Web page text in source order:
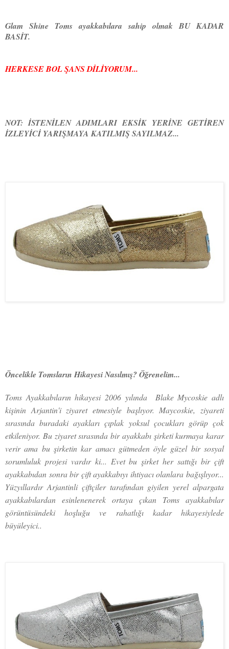
Glam Shine Toms ayakkabılara sahip olmak BU KADAR
BASİT.
HERKESE BOL ŞANS DİLİYORUM...
NOT: İSTENİLEN ADIMLARI EKSİK YERİNE GETİREN
İZLEYİCİ YARIŞMAYA KATILMIŞ SAYILMAZ...
Öncelikle Tomsların Hikayesi Nasılmış? Öğrenelim...
Toms Ayakkabıların hikayesi 2006 yılında Blake Mycoskie adlı
kişinin Arjantin'i ziyaret etmesiyle başlıyor. Maycoskie, ziyareti
sırasında buradaki ayakları çıplak yoksul çocukları görüp çok
etkileniyor. Bu ziyaret sırasında bir ayakkabı şirketi kurmaya karar
verir ama bu şirketin kar amacı gütmeden öyle güzel bir sosyal
sorumluluk projesi vardır ki... Evet bu şirket her sattığı bir çift
ayakkabıdan sonra bir çift ayakkabıyı ihtiyacı olanlara bağışlıyor...
Yüzyıllardır Arjantinli çiftçiler tarafından giyilen yerel alpargata
ayakkabılardan esinlenenerek ortaya çıkan Toms ayakkabılar
görüntüsündeki hoşluğu ve rahatlığı kadar hikayesiylede
büyüleyici..